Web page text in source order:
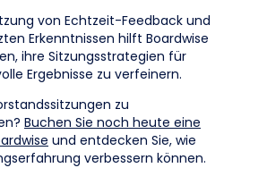
von Echtzeit-Feedback und
Erkenntnissen hilft Boardwise
ihre Sitzungsstrategien für
Ergebnisse zu verfeinern.
zu
Buchen Sie noch heute eine
und entdecken Sie, wie
verbessern können.